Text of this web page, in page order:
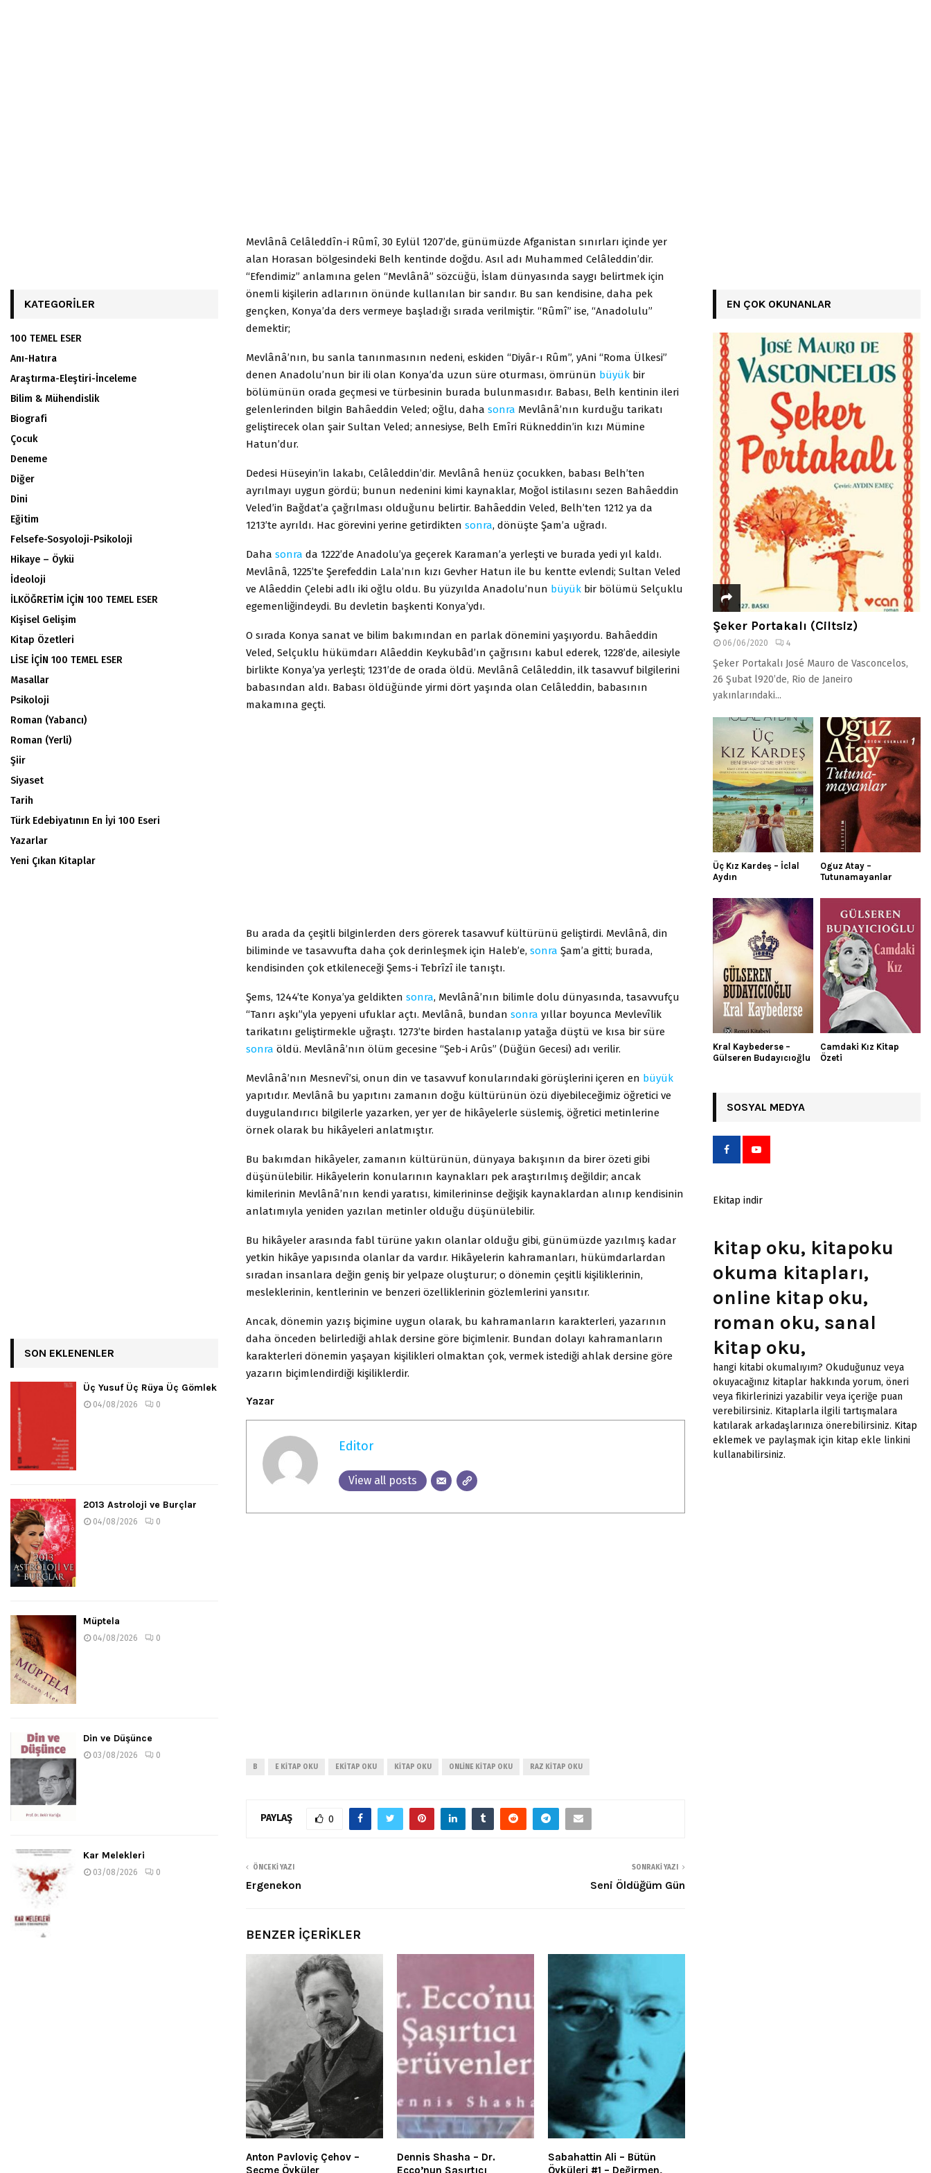
Mevlânâ Celâleddîn-i Rûmî, 30 Eylül 1207’de, günümüzde Afganistan sınırları içinde yer
alan Horasan bölgesindeki Belh kentinde doğdu. Asıl adı Muhammed Celâleddin’dir.
“Efendimiz” anlamına gelen “Mevlânâ” sözcüğü, İslam dünyasında saygı belirtmek için
önemli kişilerin adlarının önünde kullanılan bir sandır. Bu san kendisine, daha pek
gençken, Konya’da ders vermeye başladığı sırada verilmiştir. “Rûmî” ise, “Anadolulu”
demektir;
Mevlânâ’nın, bu sanla tanınmasının nedeni, eskiden “Diyâr-ı Rûm”, yAni “Roma Ülkesi”
denen Anadolu’nun bir ili olan Konya’da uzun süre oturması, ömrünün büyük bir
bölümünün orada geçmesi ve türbesinin burada bulunmasıdır. Babası, Belh kentinin ileri
gelenlerinden bilgin Bahâeddin Veled; oğlu, daha sonra Mevlânâ’nın kurduğu tarikatı
geliştirecek olan şair Sultan Veled; annesiyse, Belh Emîri Rükneddin’in kızı Mümine
Hatun’dur.
Dedesi Hüseyin’in lakabı, Celâleddin’dir. Mevlânâ henüz çocukken, babası Belh’ten
ayrılmayı uygun gördü; bunun nedenini kimi kaynaklar, Moğol istilasını sezen Bahâeddin
Veled’in Bağdat’a çağrılması olduğunu belirtir. Bahâeddin Veled, Belh’ten 1212 ya da
1213’te ayrıldı. Hac görevini yerine getirdikten sonra, dönüşte Şam’a uğradı.
Daha sonra da 1222’de Anadolu’ya geçerek Karaman’a yerleşti ve burada yedi yıl kaldı.
Mevlânâ, 1225’te Şerefeddin Lala’nın kızı Gevher Hatun ile bu kentte evlendi; Sultan Veled
ve Alâeddin Çelebi adlı iki oğlu oldu. Bu yüzyılda Anadolu’nun büyük bir bölümü Selçuklu
egemenliğindeydi. Bu devletin başkenti Konya’ydı.
O sırada Konya sanat ve bilim bakımından en parlak dönemini yaşıyordu. Bahâeddin
Veled, Selçuklu hükümdarı Alâeddin Keykubâd’ın çağrısını kabul ederek, 1228’de, ailesiyle
birlikte Konya’ya yerleşti; 1231’de de orada öldü. Mevlânâ Celâleddin, ilk tasavvuf bilgilerini
babasından aldı. Babası öldüğünde yirmi dört yaşında olan Celâleddin, babasının
makamına geçti.
Bu arada da çeşitli bilginlerden ders görerek tasavvuf kültürünü geliştirdi. Mevlânâ, din
biliminde ve tasavvufta daha çok derinleşmek için Haleb’e, sonra Şam’a gitti; burada,
kendisinden çok etkileneceği Şems-i Tebrîzî ile tanıştı.
Şems, 1244’te Konya’ya geldikten sonra, Mevlânâ’nın bilimle dolu dünyasında, tasavvufçu
“Tanrı aşkı”yla yepyeni ufuklar açtı. Mevlânâ, bundan sonra yıllar boyunca Mevlevîlik
tarikatını geliştirmekle uğraştı. 1273’te birden hastalanıp yatağa düştü ve kısa bir süre
sonra öldü. Mevlânâ’nın ölüm gecesine “Şeb-i Arûs” (Düğün Gecesi) adı verilir.
Mevlânâ’nın Mesnevî’si, onun din ve tasavvuf konularındaki görüşlerini içeren en büyük
yapıtıdır. Mevlânâ bu yapıtını zamanın doğu kültürünün özü diyebileceğimiz öğretici ve
duygulandırıcı bilgilerle yazarken, yer yer de hikâyelerle süslemiş, öğretici metinlerine
örnek olarak bu hikâyeleri anlatmıştır.
Bu bakımdan hikâyeler, zamanın kültürünün, dünyaya bakışının da birer özeti gibi
düşünülebilir. Hikâyelerin konularının kaynakları pek araştırılmış değildir; ancak
kimilerinin Mevlânâ’nın kendi yaratısı, kimilerininse değişik kaynaklardan alınıp kendisinin
anlatımıyla yeniden yazılan metinler olduğu düşünülebilir.
Bu hikâyeler arasında fabl türüne yakın olanlar olduğu gibi, günümüzde yazılmış kadar
yetkin hikâye yapısında olanlar da vardır. Hikâyelerin kahramanları, hükümdarlardan
sıradan insanlara değin geniş bir yelpaze oluşturur; o dönemin çeşitli kişiliklerinin,
mesleklerinin, kentlerinin ve benzeri özelliklerinin gözlemlerini yansıtır.
Ancak, dönemin yazış biçimine uygun olarak, bu kahramanların karakterleri, yazarının
daha önceden belirlediği ahlak dersine göre biçimlenir. Bundan dolayı kahramanların
karakterleri dönemin yaşayan kişilikleri olmaktan çok, vermek istediği ahlak dersine göre
yazarın biçimlendirdiği kişiliklerdir.
Yazar
Editor
View all posts
B E KITAP OKU EKITAP OKU KITAP OKU ONLINE KITAP OKU RAZ KITAP OKU
PAYLAŞ 0
ÖNCEKI YAZI
Ergenekon
SONRAKI YAZI
Seni Öldüğüm Gün
BENZER İÇERİKLER
Anton Pavloviç Çehov –
Seçme Öyküler
Dennis Shasha – Dr.
Ecco’nun Şaşırtıcı
Sabahattin Ali – Bütün
Öyküleri #1 – Değirmen,
KATEGORILER
100 TEMEL ESER
Anı-Hatıra
Araştırma-Eleştiri-İnceleme
Bilim & Mühendislik
Biografi
Çocuk
Deneme
Diğer
Dini
Eğitim
Felsefe-Sosyoloji-Psikoloji
Hikaye – Öykü
İdeoloji
İLKÖĞRETİM İÇİN 100 TEMEL ESER
Kişisel Gelişim
Kitap Özetleri
LİSE İÇİN 100 TEMEL ESER
Masallar
Psikoloji
Roman (Yabancı)
Roman (Yerli)
Şiir
Siyaset
Tarih
Türk Edebiyatının En İyi 100 Eseri
Yazarlar
Yeni Çıkan Kitaplar
SON EKLENENLER
Üç Yusuf Üç Rüya Üç Gömlek
04/08/2026 0
2013 Astroloji ve Burçlar
04/08/2026 0
Müptela
04/08/2026 0
Din ve Düşünce
03/08/2026 0
Kar Melekleri
03/08/2026 0
EN ÇOK OKUNANLAR
Şeker Portakalı (Ciltsiz)
06/06/2020 4
Şeker Portakalı José Mauro de Vasconcelos,
26 Şubat l920’de, Rio de Janeiro
yakınlarındaki...
Üç Kız Kardeş – İclal
Aydın
Oguz Atay –
Tutunamayanlar
Kral Kaybederse –
Gülseren Budayıcıoğlu
Camdaki Kız Kitap
Özeti
SOSYAL MEDYA
Ekitap indir
kitap oku, kitapoku
okuma kitapları,
online kitap oku,
roman oku, sanal
kitap oku,
hangi kitabi okumalıyım? Okuduğunuz veya
okuyacağınız kitaplar hakkında yorum, öneri
veya fikirlerinizi yazabilir veya içeriğe puan
verebilirsiniz. Kitaplarla ilgili tartışmalara
katılarak arkadaşlarınıza önerebilirsiniz. Kitap
eklemek ve paylaşmak için kitap ekle linkini
kullanabilirsiniz.